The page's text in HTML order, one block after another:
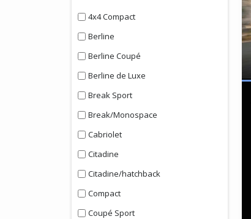
4x4 Compact
Berline
Berline Coupé
Berline de Luxe
Break Sport
Break/Monospace
Cabriolet
Citadine
Citadine/hatchback
Compact
Coupé Sport